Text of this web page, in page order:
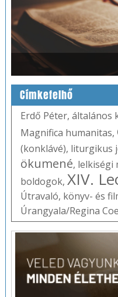
Címkefelhő
Erdő Péter, általános
Magnifica humanitas,
(konklávé), liturgikus
ökumené, lelkiségi
boldogok, XIV.
Útravaló, könyv- és
Úrangyala/Regina